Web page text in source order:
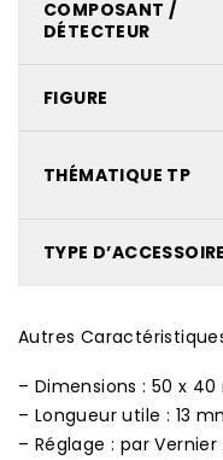
COMPOSANT /
DÉTECTEUR
FIGURE
THÉMATIQUE TP
TYPE
Autres
– Dimensions : 50 x
– Longueur utile : 13
– Réglage : par